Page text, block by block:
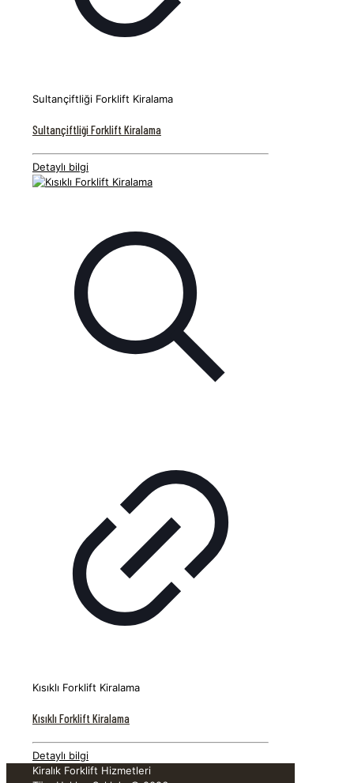
Sultançiftliği Forklift Kiralama
Sultançiftliği Forklift Kiralama
Detaylı bilgi
Kısıklı Forklift Kiralama
Kısıklı Forklift Kiralama
Detaylı bilgi
Kiralık Forklift Hizmetleri